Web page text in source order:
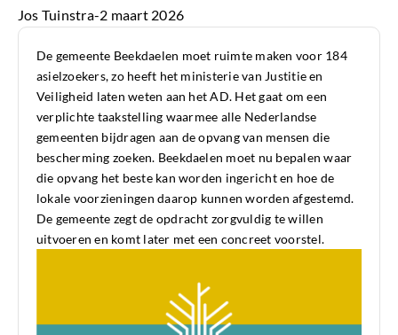
Jos Tuinstra-2 maart 2026
De gemeente Beekdaelen moet ruimte maken voor 184
asielzoekers, zo heeft het ministerie van Justitie en
Veiligheid laten weten aan het AD. Het gaat om een
verplichte taakstelling waarmee alle Nederlandse
gemeenten bijdragen aan de opvang van mensen die
bescherming zoeken. Beekdaelen moet nu bepalen waar
die opvang het beste kan worden ingericht en hoe de
lokale voorzieningen daarop kunnen worden afgestemd.
De gemeente zegt de opdracht zorgvuldig te willen
uitvoeren en komt later met een concreet voorstel.